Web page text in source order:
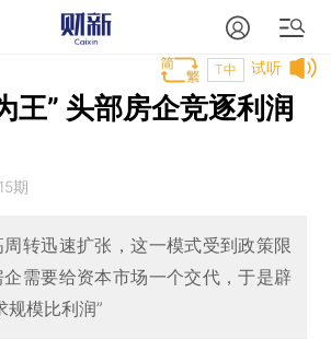
试听
T中
王” 头部房企竞逐利润
期
转迅速扩张，这一模式受到政策限
需要给资本市场一个交代，于是辟
规模比利润”